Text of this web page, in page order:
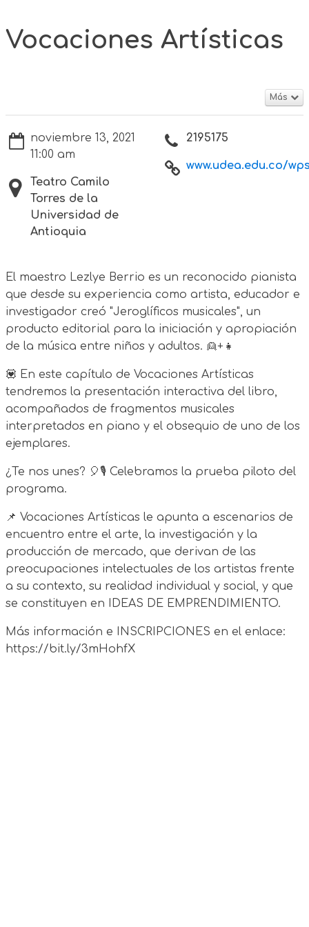
Vocaciones Artísticas
Más
noviembre 13, 2021
11:00 am
Teatro Camilo
Torres de la
Universidad de
Antioquia
2195175
www.udea.edu.co/
El maestro Lezlye Berrio es un reconocido pianista
que desde su experiencia como artista, educador e
investigador creó "Jeroglíficos musicales", un
producto editorial para la iniciación y apropiación
de la música entre niños y adultos. 👱+👧
💟 En este capítulo de Vocaciones Artísticas
tendremos la presentación interactiva del libro,
acompañados de fragmentos musicales
interpretados en piano y el obsequio de uno de los
ejemplares.
¿Te nos unes? 🎈🎙 Celebramos la prueba piloto del
programa.
📌 Vocaciones Artísticas le apunta a escenarios de
encuentro entre el arte, la investigación y la
producción de mercado, que derivan de las
preocupaciones intelectuales de los artistas frente
a su contexto, su realidad individual y social, y que
se constituyen en IDEAS DE EMPRENDIMIENTO.
Más información e INSCRIPCIONES en el enlace:
https://bit.ly/3mHohfX